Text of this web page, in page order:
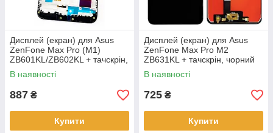
Дисплей (екран) для Asus
ZenFone Max Pro (M1)
ZB601KL/ZB602KL + тачскрін,
чорний, з передньою
панеллю
В наявності
887 ₴
Купити
Дисплей (екран) для Asus
ZenFone Max Pro M2
ZB631KL + тачскрін, чорний
оригінал
В наявності
725 ₴
Купити